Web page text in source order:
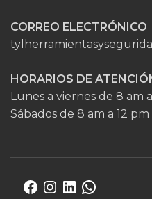
CORREO ELECTRÓNICO
HORARIOS DE
Lunes a viernes de 8 am
Sábados de 8 am a 12 pm